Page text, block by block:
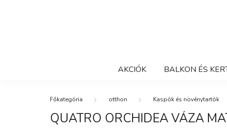
AKCIÓK BALKON ÉS
otthon Kaspók és növénytartók
QUATRO ORCHIDEA VÁZA